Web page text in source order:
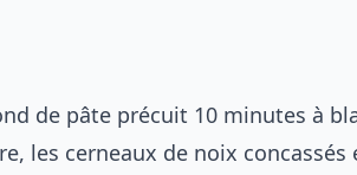
de pâte précuit 10 minutes à
les cerneaux de noix concassés